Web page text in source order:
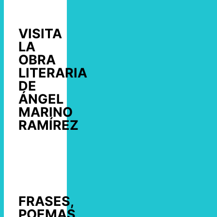
VISITA
LA
OBRA
LITERARIA
DE
ÁNGEL
MARINO
RAMÍREZ
FRASES,